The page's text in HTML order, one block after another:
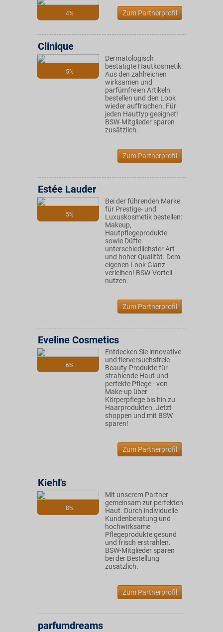
4% Zum Partnerprofil
5%
Clinique
Dermatologisch
bestätigte Hautkosmetik:
Aus den zahlreichen
wirksamen und
parfümfreien Artikeln
bestellen und den Look
wieder auffrischen. Für
jeden Hauttyp geeignet!
BSW-Mitglieder sparen
zusätzlich.
Zum Partnerprofil
5%
Estée Lauder
Bei der führenden Marke
für Prestige- und
Luxuskosmetik bestellen:
Makeup,
Hautpflegeprodukte
sowie Düfte
unterschiedlichster Art
und hoher Qualität. Dem
eigenen Look Glanz
verleihen! BSW-Vorteil
nutzen.
Zum Partnerprofil
6%
Eveline Cosmetics
Entdecken Sie innovative
und tierversuchsfreie
Beauty-Produkte für
strahlende Haut und
perfekte Pflege - von
Make-up über
Körperpflege bis hin zu
Haarprodukten. Jetzt
shoppen und mit BSW
sparen!
Zum Partnerprofil
8%
Kiehl's
Mit unserem Partner
gemeinsam zur perfekten
Haut. Durch individuelle
Kundenberatung und
hochwirksame
Pflegeprodukte gesund
und frisch erstrahlen.
BSW-Mitglieder sparen
bei der Bestellung
zusätzlich.
Zum Partnerprofil
parfumdreams